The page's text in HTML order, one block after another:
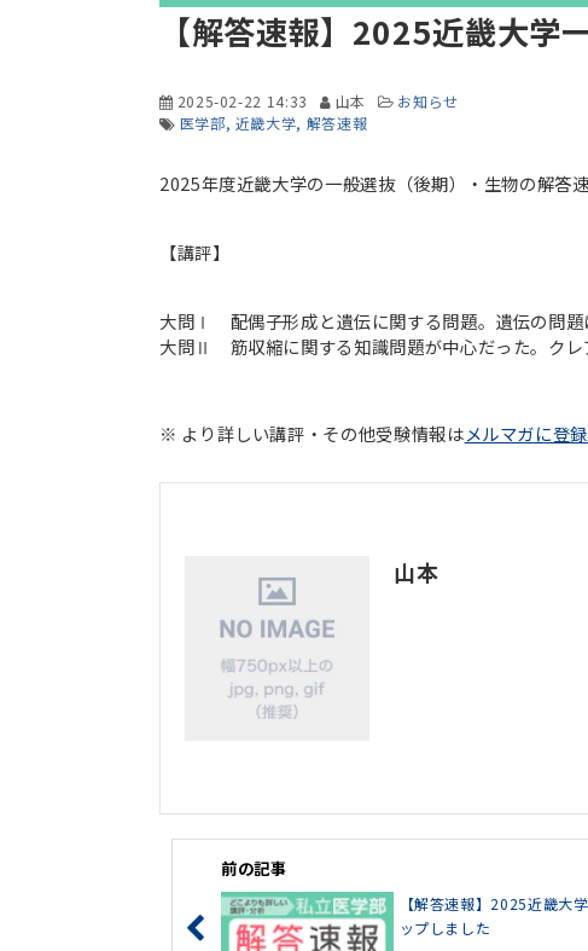
【解答速報】2025近畿大学
2025-02-22 14:33 山本
お知らせ
医学部 近畿大学 解答速報
2025年度近畿大学の一般選抜（後期）・生物の解答
【講評】
大問Ⅰ 配偶子形成と遺伝に関する問題。遺伝の問題
大問Ⅱ 筋収縮に関する知識問題が中心だった。クレ
※ より詳しい講評・その他受験情報はメルマガに登録
山本
前の記事
【解答速報】2025近畿大
ップしました